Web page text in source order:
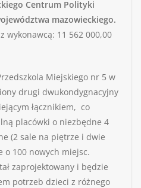
Centrum Polityki
mazowieckiego.
wykonawcą: 11 562 000,00
Miejskiego nr 5 w
drugi dwukondygnacyjny
łącznikiem, co
placówki o niezbędne 4
(2 sale na piętrze i dwie
o 100 nowych miejsc.
zaprojektowany i będzie
potrzeb dzieci z różnego